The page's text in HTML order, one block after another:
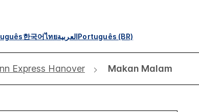
한국어ไทยالعربيةPortuguês (BR)
Express Hanover Makan Malam